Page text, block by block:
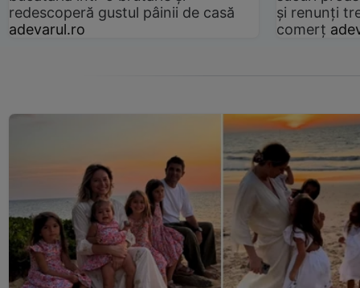
redescoperă gustul pâinii de casă
adevarul.ro
și renunți
comerț